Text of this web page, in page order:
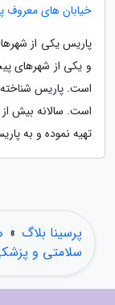
خیابان های معروف
پاریس یکی از
و یکی از شهرهای
است. پاریس
تهیه نموده و به
پرسینا بلاگ »
سلامتی و